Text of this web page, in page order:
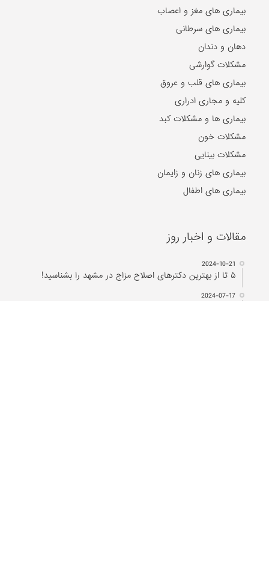
بیماری های مغز و اعصاب
بیماری های سرطانی
دهان و دندان
مشکلات گوارشی
بیماری های قلب و عروق
کلیه و مجاری ادراری
بیماری ها و مشکلات کبد
مشکلات خون
مشکلات بینایی
بیماری های زنان و زایمان
بیماری های اطفال
مقالات و اخبار روز
2024-10-21
۵ تا از بهترین دکتر‌های اصلاح مزاج در مشهد را بشناسید!
2024-07-17